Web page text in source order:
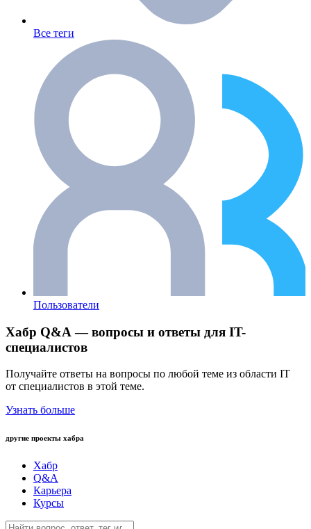
Все теги
Пользователи
Хабр Q&A — вопросы и ответы для IT-
специалистов
Получайте ответы на вопросы по любой теме из области IT
от специалистов в этой теме.
Узнать больше
другие проекты хабра
Хабр
Q&A
Карьера
Курсы